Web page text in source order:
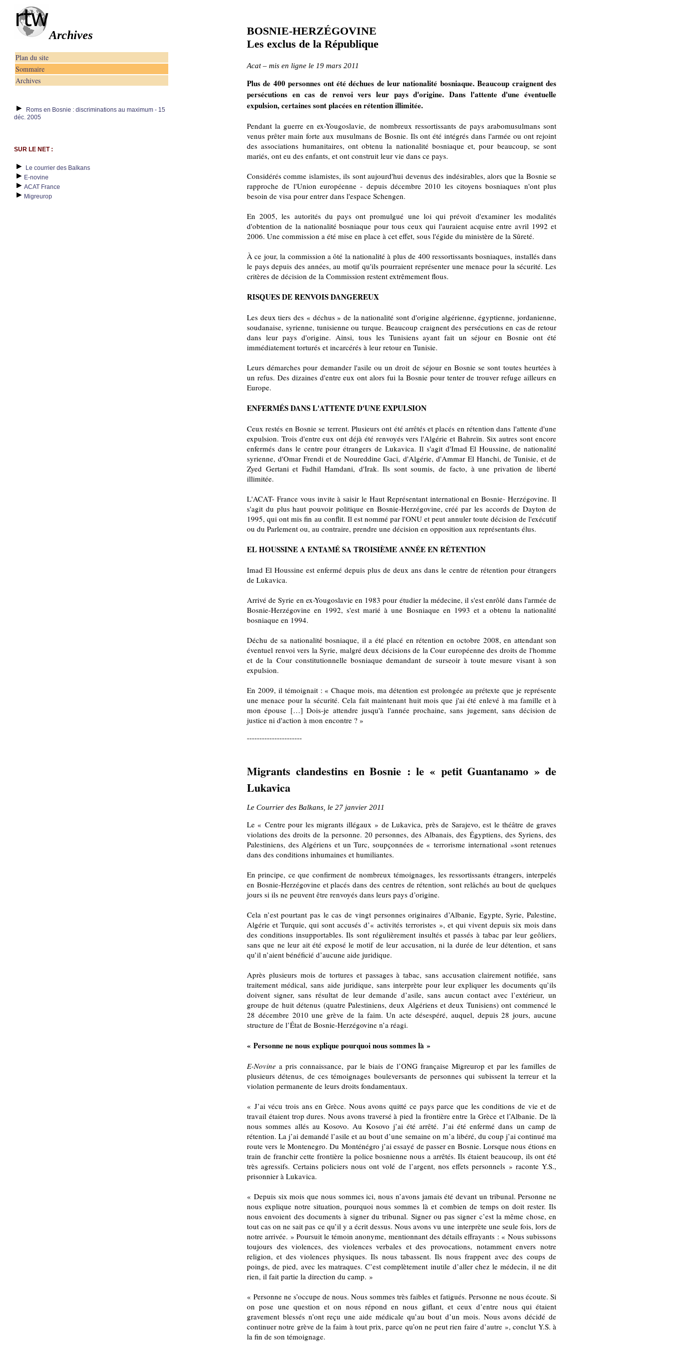
Archives
Plan du site
Sommaire
Archives
Roms en Bosnie : discriminations au maximum - 15
déc. 2005
SUR LE NET :
Le courrier des Balkans
E-novine
ACAT France
Migreurop
BOSNIE-HERZÉGOVINE
Les exclus de la République
Acat – mis en ligne le 19 mars 2011
Plus de 400 personnes ont été déchues de leur nationalité bosniaque. Beaucoup craignent des
persécutions en cas de renvoi vers leur pays d'origine. Dans l'attente d'une éventuelle
expulsion, certaines sont placées en rétention illimitée.
Pendant la guerre en ex-Yougoslavie, de nombreux ressortissants de pays arabomusulmans sont
venus prêter main forte aux musulmans de Bosnie. Ils ont été intégrés dans l'armée ou ont rejoint
des associations humanitaires, ont obtenu la nationalité bosniaque et, pour beaucoup, se sont
mariés, ont eu des enfants, et ont construit leur vie dans ce pays.
Considérés comme islamistes, ils sont aujourd'hui devenus des indésirables, alors que la Bosnie se
rapproche de l'Union européenne - depuis décembre 2010 les citoyens bosniaques n'ont plus
besoin de visa pour entrer dans l'espace Schengen.
En 2005, les autorités du pays ont promulgué une loi qui prévoit d'examiner les modalités
d'obtention de la nationalité bosniaque pour tous ceux qui l'auraient acquise entre avril 1992 et
2006. Une commission a été mise en place à cet effet, sous l'égide du ministère de la Sûreté.
À ce jour, la commission a ôté la nationalité à plus de 400 ressortissants bosniaques, installés dans
le pays depuis des années, au motif qu'ils pourraient représenter une menace pour la sécurité. Les
critères de décision de la Commission restent extrêmement flous.
RISQUES DE RENVOIS DANGEREUX
Les deux tiers des « déchus » de la nationalité sont d'origine algérienne, égyptienne, jordanienne,
soudanaise, syrienne, tunisienne ou turque. Beaucoup craignent des persécutions en cas de retour
dans leur pays d'origine. Ainsi, tous les Tunisiens ayant fait un séjour en Bosnie ont été
immédiatement torturés et incarcérés à leur retour en Tunisie.
Leurs démarches pour demander l'asile ou un droit de séjour en Bosnie se sont toutes heurtées à
un refus. Des dizaines d'entre eux ont alors fui la Bosnie pour tenter de trouver refuge ailleurs en
Europe.
ENFERMÉS DANS L'ATTENTE D'UNE EXPULSION
Ceux restés en Bosnie se terrent. Plusieurs ont été arrêtés et placés en rétention dans l'attente d'une
expulsion. Trois d'entre eux ont déjà été renvoyés vers l'Algérie et Bahreïn. Six autres sont encore
enfermés dans le centre pour étrangers de Lukavica. Il s'agit d'Imad El Houssine, de nationalité
syrienne, d'Omar Frendi et de Noureddine Gaci, d'Algérie, d'Ammar El Hanchi, de Tunisie, et de
Zyed Gertani et Fadhil Hamdani, d'Irak. Ils sont soumis, de facto, à une privation de liberté
illimitée.
L'ACAT- France vous invite à saisir le Haut Représentant international en Bosnie- Herzégovine. Il
s'agit du plus haut pouvoir politique en Bosnie-Herzégovine, créé par les accords de Dayton de
1995, qui ont mis fin au conflit. Il est nommé par l'ONU et peut annuler toute décision de l'exécutif
ou du Parlement ou, au contraire, prendre une décision en opposition aux représentants élus.
EL HOUSSINE A ENTAMÉ SA TROISIÈME ANNÉE EN RÉTENTION
Imad El Houssine est enfermé depuis plus de deux ans dans le centre de rétention pour étrangers
de Lukavica.
Arrivé de Syrie en ex-Yougoslavie en 1983 pour étudier la médecine, il s'est enrôlé dans l'armée de
Bosnie-Herzégovine en 1992, s'est marié à une Bosniaque en 1993 et a obtenu la nationalité
bosniaque en 1994.
Déchu de sa nationalité bosniaque, il a été placé en rétention en octobre 2008, en attendant son
éventuel renvoi vers la Syrie, malgré deux décisions de la Cour européenne des droits de l'homme
et de la Cour constitutionnelle bosniaque demandant de surseoir à toute mesure visant à son
expulsion.
En 2009, il témoignait : « Chaque mois, ma détention est prolongée au prétexte que je représente
une menace pour la sécurité. Cela fait maintenant huit mois que j'ai été enlevé à ma famille et à
mon épouse […] Dois-je attendre jusqu'à l'année prochaine, sans jugement, sans décision de
justice ni d'action à mon encontre ? »
----------------------
Migrants clandestins en Bosnie : le « petit Guantanamo » de
Lukavica
Le Courrier des Balkans, le 27 janvier 2011
Le « Centre pour les migrants illégaux » de Lukavica, près de Sarajevo, est le théâtre de graves
violations des droits de la personne. 20 personnes, des Albanais, des Égyptiens, des Syriens, des
Palestiniens, des Algériens et un Turc, soupçonnées de « terrorisme international »sont retenues
dans des conditions inhumaines et humiliantes.
En principe, ce que confirment de nombreux témoignages, les ressortissants étrangers, interpelés
en Bosnie-Herzégovine et placés dans des centres de rétention, sont relâchés au bout de quelques
jours si ils ne peuvent être renvoyés dans leurs pays d’origine.
Cela n’est pourtant pas le cas de vingt personnes originaires d’Albanie, Egypte, Syrie, Palestine,
Algérie et Turquie, qui sont accusés d’« activités terroristes », et qui vivent depuis six mois dans
des conditions insupportables. Ils sont régulièrement insultés et passés à tabac par leur geôliers,
sans que ne leur ait été exposé le motif de leur accusation, ni la durée de leur détention, et sans
qu’il n’aient bénéficié d’aucune aide juridique.
Après plusieurs mois de tortures et passages à tabac, sans accusation clairement notifiée, sans
traitement médical, sans aide juridique, sans interprète pour leur expliquer les documents qu’ils
doivent signer, sans résultat de leur demande d’asile, sans aucun contact avec l’extérieur, un
groupe de huit détenus (quatre Palestiniens, deux Algériens et deux Tunisiens) ont commencé le
28 décembre 2010 une grève de la faim. Un acte désespéré, auquel, depuis 28 jours, aucune
structure de l’État de Bosnie-Herzégovine n’a réagi.
« Personne ne nous explique pourquoi nous sommes là »
E-Novine a pris connaissance, par le biais de l’ONG française Migreurop et par les familles de
plusieurs détenus, de ces témoignages bouleversants de personnes qui subissent la terreur et la
violation permanente de leurs droits fondamentaux.
« J’ai vécu trois ans en Grèce. Nous avons quitté ce pays parce que les conditions de vie et de
travail étaient trop dures. Nous avons traversé à pied la frontière entre la Grèce et l’Albanie. De là
nous sommes allés au Kosovo. Au Kosovo j’ai été arrêté. J’ai été enfermé dans un camp de
rétention. La j’ai demandé l’asile et au bout d’une semaine on m’a libéré, du coup j’ai continué ma
route vers le Montenegro. Du Monténégro j’ai essayé de passer en Bosnie. Lorsque nous étions en
train de franchir cette frontière la police bosnienne nous a arrêtés. Ils étaient beaucoup, ils ont été
très agressifs. Certains policiers nous ont volé de l’argent, nos effets personnels » raconte Y.S.,
prisonnier à Lukavica.
« Depuis six mois que nous sommes ici, nous n’avons jamais été devant un tribunal. Personne ne
nous explique notre situation, pourquoi nous sommes là et combien de temps on doit rester. Ils
nous envoient des documents à signer du tribunal. Signer ou pas signer c’est la même chose, en
tout cas on ne sait pas ce qu’il y a écrit dessus. Nous avons vu une interprète une seule fois, lors de
notre arrivée. » Poursuit le témoin anonyme, mentionnant des détails effrayants : « Nous subissons
toujours des violences, des violences verbales et des provocations, notamment envers notre
religion, et des violences physiques. Ils nous tabassent. Ils nous frappent avec des coups de
poings, de pied, avec les matraques. C’est complètement inutile d’aller chez le médecin, il ne dit
rien, il fait partie la direction du camp. »
« Personne ne s’occupe de nous. Nous sommes très faibles et fatigués. Personne ne nous écoute. Si
on pose une question et on nous répond en nous giflant, et ceux d’entre nous qui étaient
gravement blessés n’ont reçu une aide médicale qu’au bout d’un mois. Nous avons décidé de
continuer notre grève de la faim à tout prix, parce qu’on ne peut rien faire d’autre », conclut Y.S. à
la fin de son témoignage.